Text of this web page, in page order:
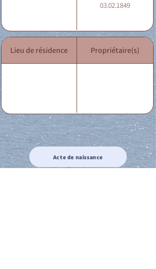
03.02.1849
Lieu de résidence Propriétaire(s)
Acte de naissance